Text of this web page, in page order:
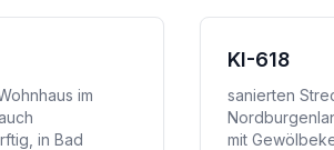
im
in Bad
KI-618
sanierten
mit